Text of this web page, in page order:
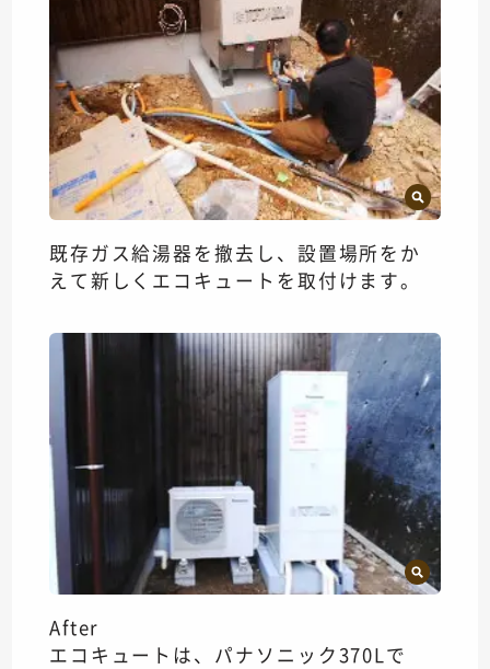
既存ガス給湯器を撤去し、設置場所をか
えて新しくエコキュートを取付けます。
After
エコキュートは、パナソニック370Lで